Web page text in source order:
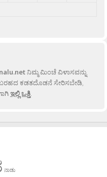
ನಿಮ್ಮ ಮಿಂಚೆ ವಿಳಾಸವನ್ನು
ಬರಹದ ಕಡತದೊಡನೆ ಸೇರಿಸಬೇಡಿ,
ಇಲ್ಲಿ ಒತ್ತಿ
ನಾಡು